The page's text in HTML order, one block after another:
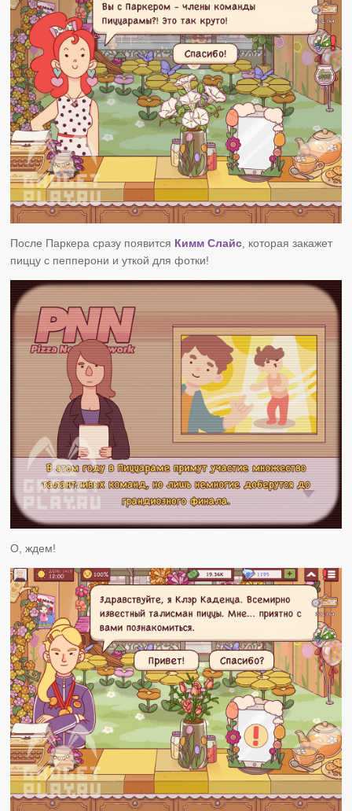
После Паркера сразу появится Кимм Слайс , которая закажет
пиццу с пепперони и уткой для фотки!
О, ждем!